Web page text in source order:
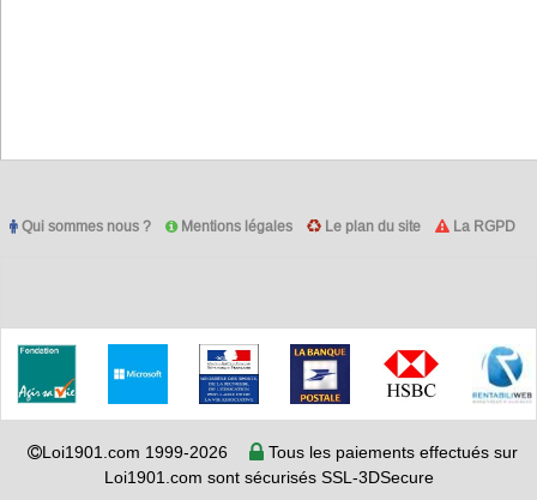
Qui sommes nous ? Mentions légales Le plan du site La RGPD
Loi1901.com 1999-2026
Tous les paiements effectués sur
Loi1901.com sont sécurisés SSL-3DSecure